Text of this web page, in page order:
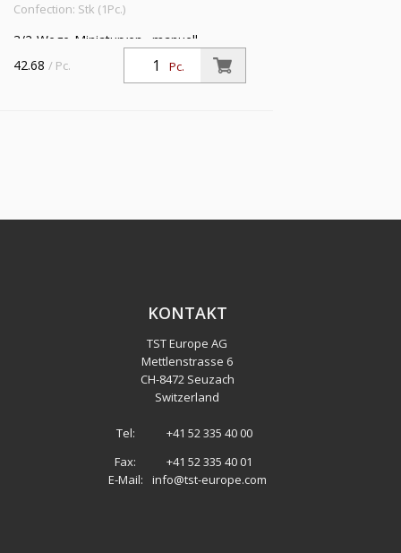
Confection: Stk (1Pc.)
3/2-Wege-Miniaturven., manuell,
Druckknopf, NC, monostabil, M5 seitl.,
Betriebsdr. 0,5 - 10 bar, Betriebstemp.
Pc.
42.68 / Pc.
KONTAKT
TST Europe AG
Mettlenstrasse 6
CH-8472 Seuzach
Switzerland
Tel:
+41 52 335 40 00
Fax:
+41 52 335 40 01
E-Mail:
info@tst-europe.com